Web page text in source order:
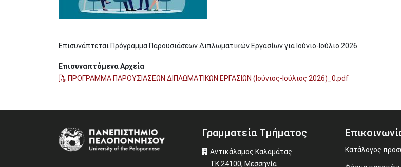
Επισυνάπτεται Πρόγραμμα Παρουσιάσεων Διπλωματικών Εργασίων για Ιούνιο-Ιούλιο 2026
Επισυναπτόμενα Αρχεία
ΠΡΟΓΡΑΜΜΑ ΠΑΡΟΥΣΙΑΣΕΩΝ ΔΙΠΛΩΜΑΤΙΚΩΝ ΕΡΓΑΣΙΩΝ (Ιούνιος-Ιούλιος 2026)_0.pdf
Image Γραμματεία Τμήματος
Αντικάλαμος Καλαμάτας
ΤΚ 24100, Μεσσηνία
Κατάλογος